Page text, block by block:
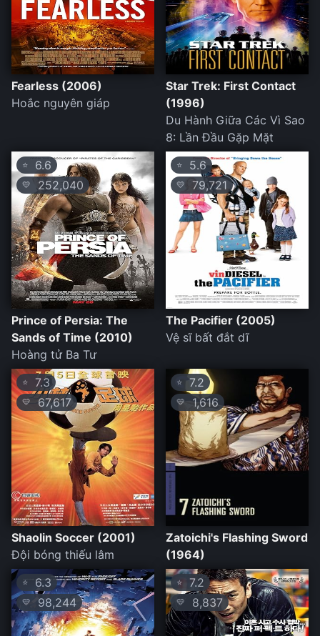
Fearless (2006)
Hoắc nguyên giáp
Star Trek: First Contact
(1996)
Du Hành Giữa Các Vì Sao
8: Lần Đầu Gặp Mặt
⭐ 6.6
💛 252,040
Prince of Persia: The
Sands of Time (2010)
Hoàng tử Ba Tư
⭐ 5.6
💛 79,721
The Pacifier (2005)
Vệ sĩ bất đắt dĩ
⭐ 7.3
💛 67,617
Shaolin Soccer (2001)
Đội bóng thiếu lâm
⭐ 7.2
💛 1,616
Zatoichi's Flashing Sword
(1964)
⭐ 6.3
💛 98,244
⭐ 7.2
💛 8,837